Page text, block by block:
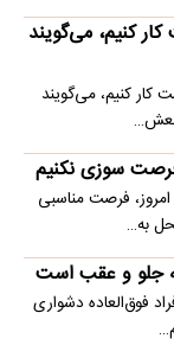
کار کنیم، می‌گویند
درست کار کنیم، می‌گویند
سوزی نکنیم
فرصت مناسبی
به…
جلو و عقب است
فوق‌العاده دشواری